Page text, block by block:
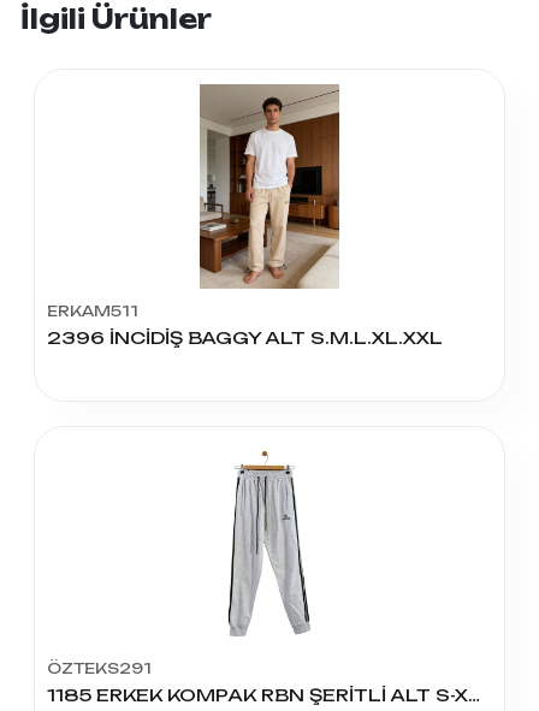
İlgili Ürünler
ERKAM511
2396 İNCİDİŞ BAGGY ALT S.M.L.XL.XXL
ÖZTEKS291
1185 ERKEK KOMPAK RBN ŞERİTLİ ALT S-XXL